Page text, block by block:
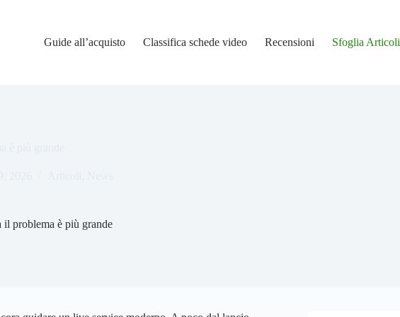
Guide all’acquisto
Classifica schede video Recensioni Sfoglia Articoli
problema è più grande